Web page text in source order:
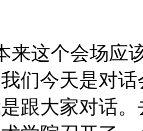
来这个会场应
们今天是对
跟大家对话